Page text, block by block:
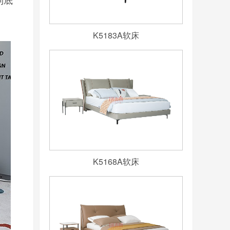
K5183A软床
K5168A软床